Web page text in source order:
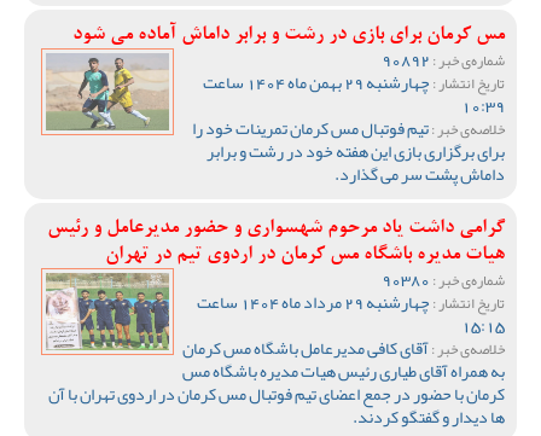
مس کرمان برای بازی در رشت و برابر داماش آماده می شود
شماره‌ی خبر :
تاریخ انتشار : چهارشنبه 29 بهمن ماه 1404 ساعت
10:39
خلاصه‌ی خبر :تیم فوتبال مس کرمان تمرینات خود را
برای برگزاری بازی این هفته خود در رشت و برابر
داماش پشت سر می گذارد.
گرامی داشت یاد مرحوم شهسواری و حضور مدیرعامل و رئیس
هیات مدیره باشگاه مس کرمان در اردوی تیم در تهران
شماره‌ی خبر :
تاریخ انتشار : چهارشنبه 29 مرداد ماه 1404 ساعت
15:15
خلاصه‌ی خبر :آقای کافی مدیرعامل باشگاه مس کرمان
به همراه آقای طیاری رئیس هیات مدیره باشگاه مس
کرمان با حضور در جمع اعضای تیم فوتبال مس کرمان در اردوی تهران با آن
ها دیدار و گفتگو کردند.